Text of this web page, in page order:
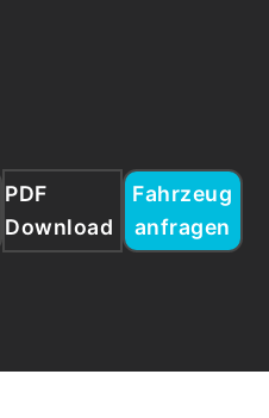
PDF
Download
Fahrzeug
anfragen